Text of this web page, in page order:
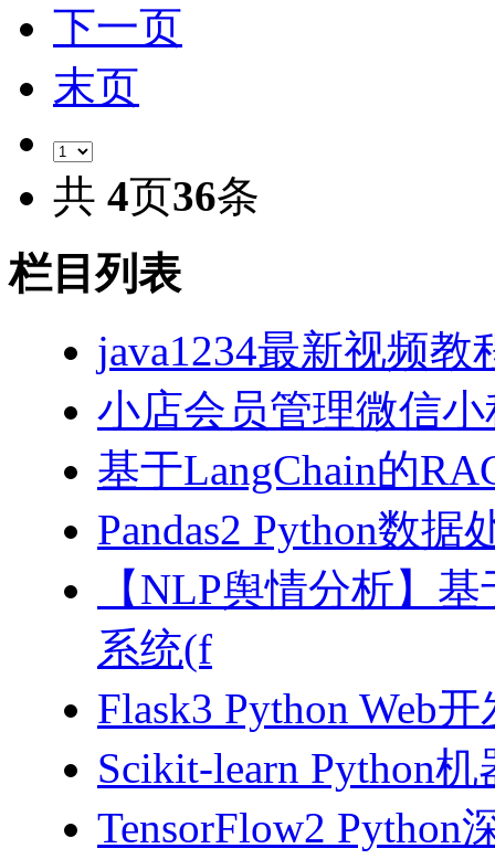
下一页
末页
共 4页36条
栏目列表
java1234最新视频教
小店会员管理微信
基于LangChain的
Pandas2 Python数
【NLP舆情分析】
系统(f
Flask3 Python Web
Scikit-learn Python
TensorFlow2 Python